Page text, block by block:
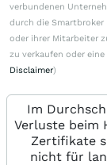
verbundenen
durch die Smartbroker
oder ihrer Mitarbeiter
zu verkaufen oder
Disclaimer)
Im
Verluste beim
Zertifikate
nicht für